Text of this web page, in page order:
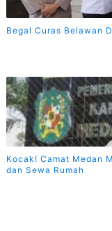
Begal Curas Belawan
Kocak! Camat Medan
dan Sewa Rumah